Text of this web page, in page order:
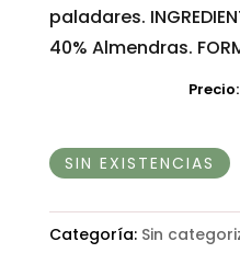
paladares.
40% Almendras.
Precio:
SIN EXISTENCIAS
Categoría: Sin